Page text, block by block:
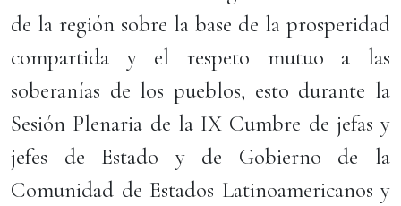
de la región sobre la base de la prosperidad
compartida y el respeto mutuo a las
soberanías de los pueblos, esto durante la
Sesión Plenaria de la IX Cumbre de jefas y
jefes de Estado y de Gobierno de la
Comunidad de Estados Latinoamericanos y